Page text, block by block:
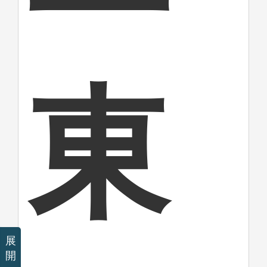
東
展
開